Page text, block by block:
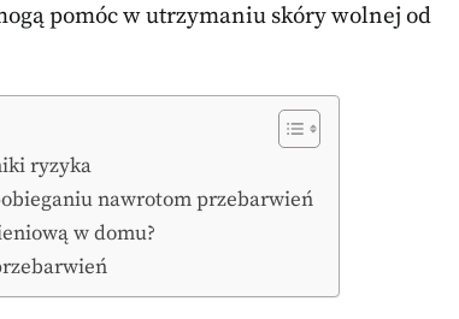
pomóc w utrzymaniu skóry wolnej od
ryzyka
nawrotom przebarwień
w domu?